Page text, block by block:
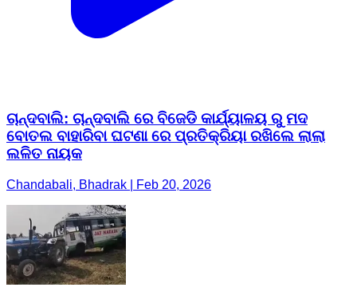
ଚାନ୍ଦବାଲି: ଚାନ୍ଦବାଲି ରେ ବିଜେଡି କାର୍ଯ୍ୟାଳୟ ରୁ ମଦ
ବୋତଲ ବାହାରିବା ଘଟଣା ରେ ପ୍ରତିକ୍ରିୟା ରଖିଲେ ଲାଲା
ଲଳିତ ନାୟକ
Chandabali, Bhadrak | Feb 20, 2026